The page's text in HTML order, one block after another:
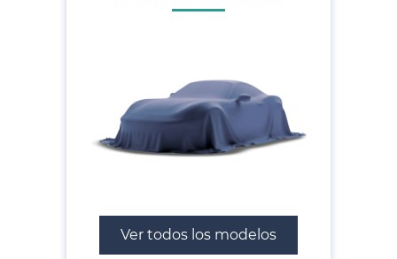
Ver todos los modelos